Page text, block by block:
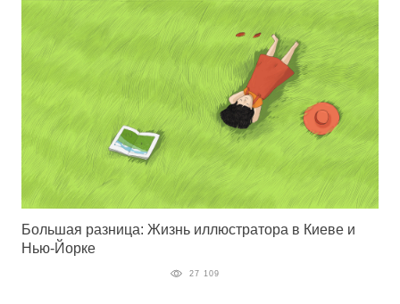
Большая разница: Жизнь иллюстратора в Киеве и
Нью-Йорке
27 109